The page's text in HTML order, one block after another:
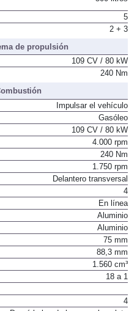
5
2 + 3
de propulsión
109 CV / 80 kW
240 Nm
Impulsar el vehículo
Gasóleo
109 CV / 80 kW
4.000 rpm
240 Nm
1.750 rpm
Delantero transversal
4
En línea
Aluminio
Aluminio
75 mm
88,3 mm
1.560 cm³
18 a 1
4